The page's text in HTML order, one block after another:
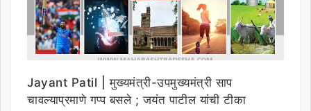
Jayant Patil | मुख्यमंत्री-उपमुख्यमंत्री साप
चावल्याप्रमाणे गप्प बसले ; जयंत पाटील यांची टीका